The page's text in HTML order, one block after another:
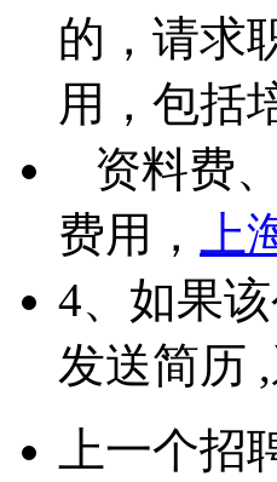
的，请求
用，包括
资料费
费用，
上
4、如果
发送简历
上一个招